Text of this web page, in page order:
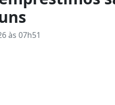
às 07h51